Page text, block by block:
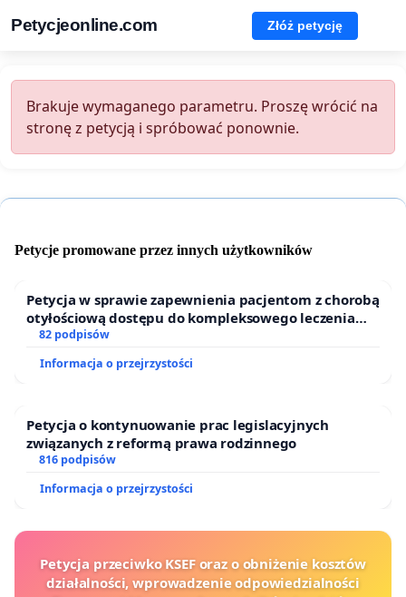
Petycjeonline.com Złóż petycję
Brakuje wymaganego parametru. Proszę wrócić na
stronę z petycją i spróbować ponownie.
Petycje promowane przez innych użytkowników
Petycja w sprawie zapewnienia pacjentom z chorobą
otyłościową dostępu do kompleksowego leczenia
oraz programów profilaktycznych.
82 podpisów
Informacja o przejrzystości
Petycja o kontynuowanie prac legislacyjnych
związanych z reformą prawa rodzinnego
816 podpisów
Informacja o przejrzystości
Petycja przeciwko KSEF oraz o obniżenie kosztów
działalności, wprowadzenie odpowiedzialności